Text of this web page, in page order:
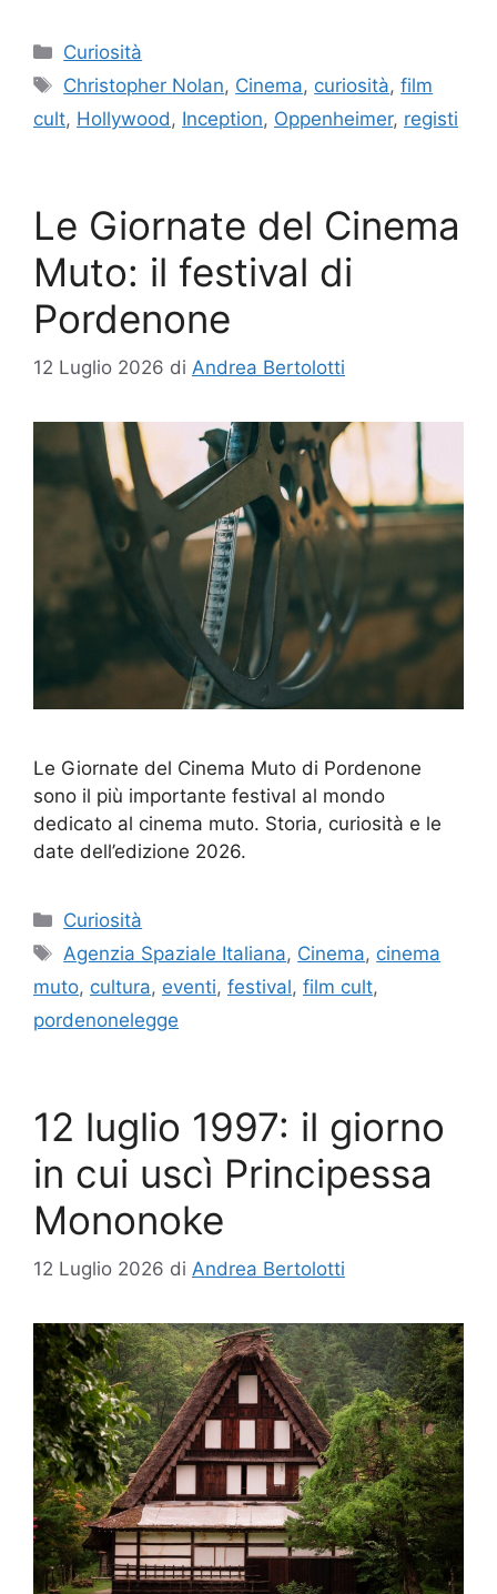
Categorie
Curiosità
Tag
Christopher Nolan, Cinema, curiosità,film
cult, Hollywood , Inception, Oppenheimer, registi
Le Giornate del Cinema
Muto: il festival di
Pordenone
12 Luglio 2026 di Andrea Bertolotti
Le Giornate del Cinema Muto di Pordenone
sono il più importante festival al mondo
dedicato al cinema muto. Storia, curiosità e le
date dell’edizione 2026.
Categorie
Curiosità
Tag
Agenzia Spaziale Italiana, Cinema, cinema
muto, cultura, eventi, festival, film cult,
pordenonelegge
12 luglio 1997: il giorno
in cui uscì Principessa
Mononoke
12 Luglio 2026 di Andrea Bertolotti